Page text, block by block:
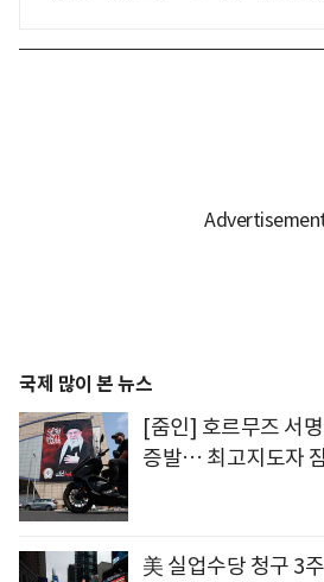
국제 많이 본 뉴스
[줌인] 호르무즈 서
증발… 최고지도자
美 실업수당 청구 3